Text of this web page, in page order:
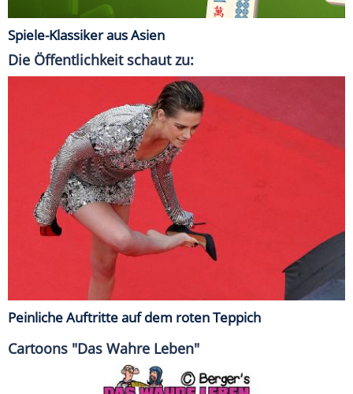
Spiele-Klassiker aus Asien
Die Öffentlichkeit schaut zu:
Peinliche Auftritte auf dem roten Teppich
Cartoons "Das Wahre Leben"